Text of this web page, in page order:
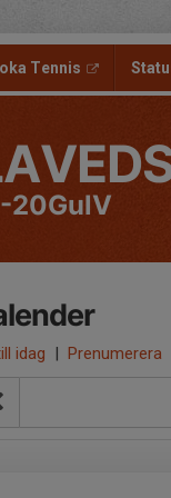
Tennis
20GulV
idag | Prenumerera